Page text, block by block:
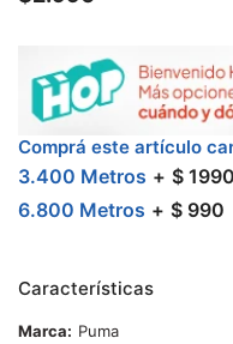
Comprá este artículo
3.400 Metros $ 1990
6.800 Metros $ 990
Características
Marca
Puma